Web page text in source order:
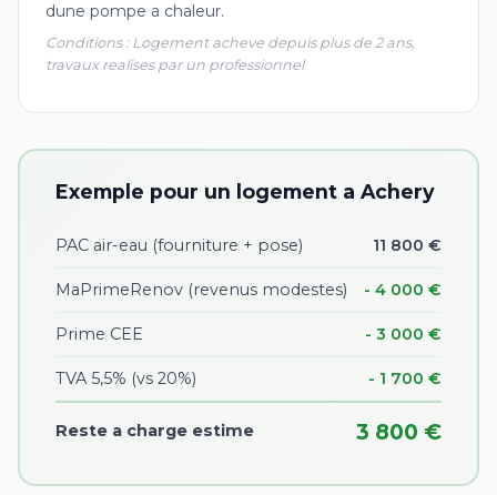
dune pompe a chaleur.
Conditions : Logement acheve depuis plus de 2 ans,
travaux realises par un professionnel
Exemple pour un logement a Achery
PAC air-eau (fourniture + pose) 11 800 €
MaPrimeRenov (revenus modestes) - 4 000 €
Prime CEE - 3 000 €
TVA 5,5% (vs 20%) - 1 700 €
Reste a charge estime 3 800 €